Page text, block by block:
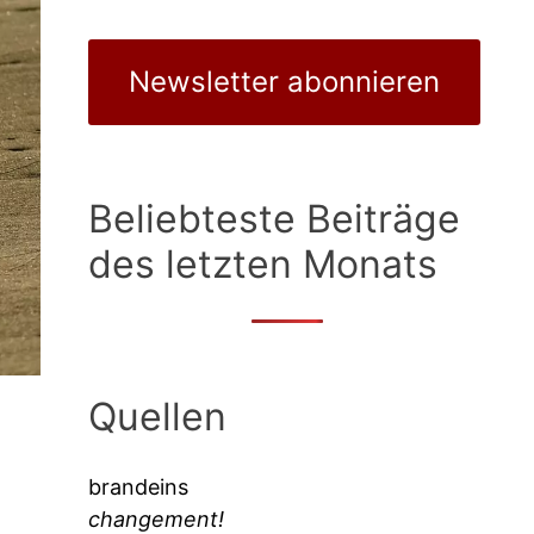
Newsletter abonnieren
Beliebteste Beiträge
des letzten Monats
Quellen
brandeins
changement!